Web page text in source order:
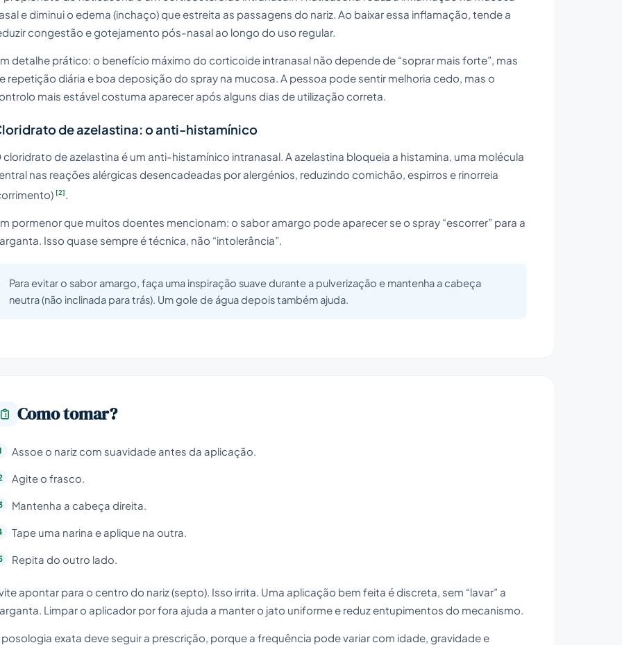
e diminui o edema (inchaço) que estreita as passagens do nariz. Ao baixar essa inflamação, tende a
congestão e gotejamento pós-nasal ao longo do uso regular.
detalhe prático: o benefício máximo do corticoide intranasal não depende de “soprar mais forte”, mas
repetição diária e boa deposição do spray na mucosa. A pessoa pode sentir melhoria cedo, mas o
mais estável costuma aparecer após alguns dias de utilização correta.
de azelastina: o anti-histamínico
cloridrato de azelastina é um anti-histamínico intranasal. A azelastina bloqueia a histamina, uma molécula
nas reações alérgicas desencadeadas por alergénios, reduzindo comichão, espirros e rinorreia
[2]
pormenor que muitos doentes mencionam: o sabor amargo pode aparecer se o spray “escorrer” para a
Isso quase sempre é técnica, não “intolerância”.
Para evitar o sabor amargo, faça uma inspiração suave durante a pulverização e mantenha a cabeça
neutra (não inclinada para trás). Um gole de água depois também ajuda.
Como tomar?
Assoe o nariz com suavidade antes da aplicação.
Agite o frasco.
Mantenha a cabeça direita.
Tape uma narina e aplique na outra.
Repita do outro lado.
apontar para o centro do nariz (septo). Isso irrita. Uma aplicação bem feita é discreta, sem “lavar” a
Limpar o aplicador por fora ajuda a manter o jato uniforme e reduz entupimentos do mecanismo.
posologia exata deve seguir a prescrição, porque a frequência pode variar com idade, gravidade e